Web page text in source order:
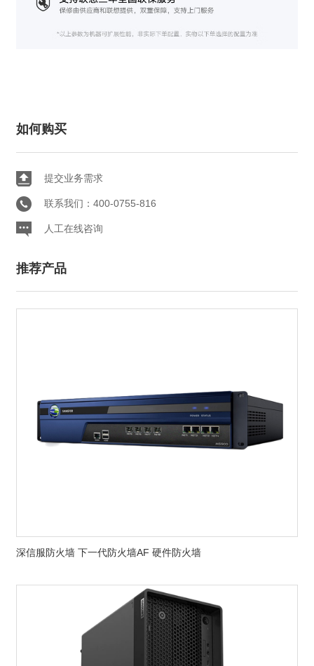
如何购买
提交业务需求
联系我们：400-0755-816
人工在线咨询
推荐产品
深信服防火墙 下一代防火墙AF 硬件防火墙